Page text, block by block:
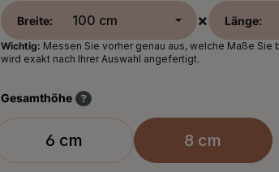
Gesamthöhe
6 cm 8 cm
Breite: × Länge:
Wichtig: Messen Sie vorher genau aus, welche Maße Sie
wird exakt nach Ihrer Auswahl angefertigt.